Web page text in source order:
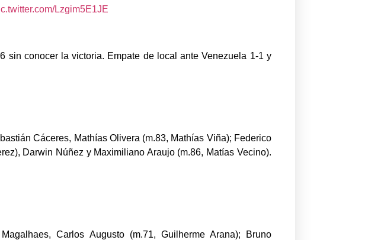
Lzgim5E1JE
sin conocer la victoria. Empate de local ante Venezuela 1-1 y
Cáceres, Mathías Olivera (m.83, Mathías Viña); Federico
Darwin Núñez y Maximiliano Araujo (m.86, Matías Vecino).
Carlos Augusto (m.71, Guilherme Arana); Bruno